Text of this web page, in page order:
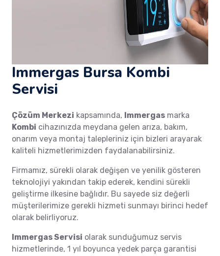
Immergas Bursa Kombi
Servisi
Çözüm Merkezi kapsamında, Immergas marka
Kombi cihazınızda meydana gelen arıza, bakım,
onarım veya montaj talepleriniz için bizleri arayarak
kaliteli hizmetlerimizden faydalanabilirsiniz.
Firmamız, sürekli olarak değişen ve yenilik gösteren
teknolojiyi yakından takip ederek, kendini sürekli
geliştirme ilkesine bağlıdır. Bu sayede siz değerli
müşterilerimize gerekli hizmeti sunmayı birinci hedef
olarak belirliyoruz.
Immergas Servisi olarak sunduğumuz servis
hizmetlerinde, 1 yıl boyunca yedek parça garantisi